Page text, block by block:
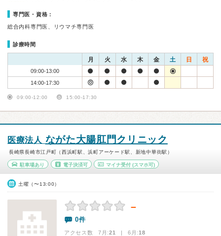
専門医・資格：
総合内科専門医、リウマチ専門医
診療時間
月 火 水 木 金 土 日 祝
09:00-13:00
14:00-17:30
09:00-12:00 15:00-17:30
医療法人 ながた大腸肛門クリニック
長崎県長崎市江戸町（西浜町駅、浜町アーケード駅、新地中華街駅）
駐車場あり 電子決済可 マイナ受付 (スマホ可)
土曜（〜13:00）
－
0件
アクセス数 7月:21 | 6月:18